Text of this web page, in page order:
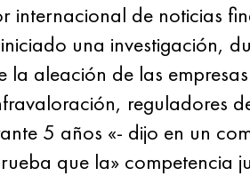
internacional de noticias
una investigación,
la aleación de las
reguladores
5 años «- dijo en un
que la» competencia